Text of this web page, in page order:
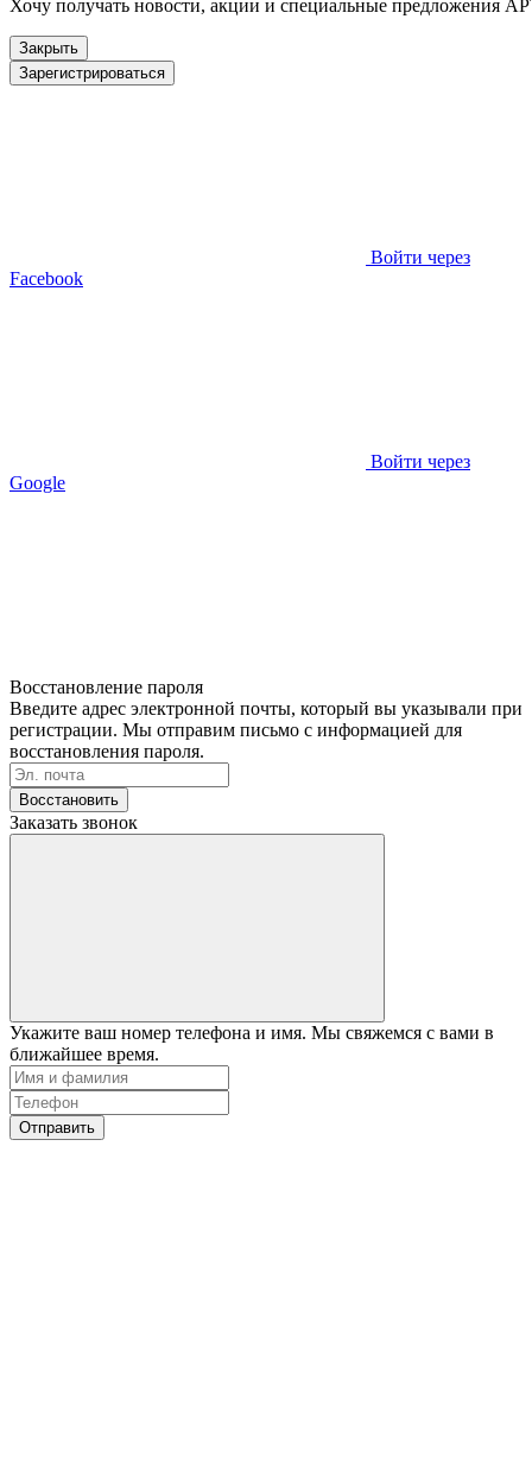
Хочу получать новости, акции и специальные предложения
Закрыть
Зарегистрироваться
Войти через
Facebook
Войти через
Google
Восстановление пароля
Введите адрес электронной почты, который вы указывали при
регистрации. Мы отправим письмо с информацией для
восстановления пароля.
Восстановить
Заказать звонок
Укажите ваш номер телефона и имя. Мы свяжемся с вами в
ближайшее время.
Отправить